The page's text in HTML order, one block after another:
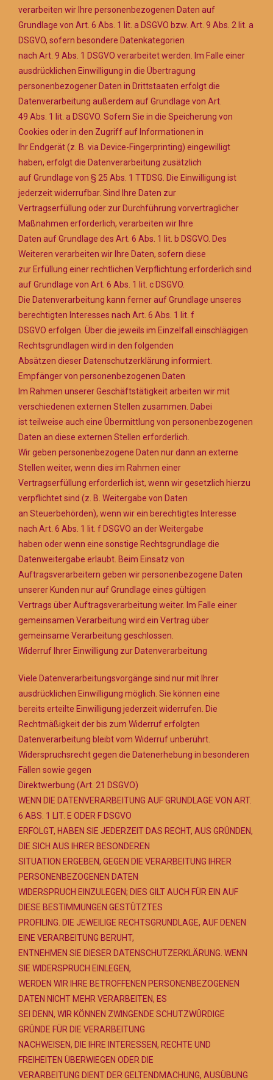
verarbeiten wir Ihre personenbezogenen Daten auf
Grundlage von Art. 6 Abs. 1 lit. a DSGVO bzw. Art. 9 Abs. 2 lit. a
DSGVO, sofern besondere Datenkategorien
nach Art. 9 Abs. 1 DSGVO verarbeitet werden. Im Falle einer
ausdrücklichen Einwilligung in die Übertragung
personenbezogener Daten in Drittstaaten erfolgt die
Datenverarbeitung außerdem auf Grundlage von Art.
49 Abs. 1 lit. a DSGVO. Sofern Sie in die Speicherung von
Cookies oder in den Zugriff auf Informationen in
Ihr Endgerät (z. B. via Device-Fingerprinting) eingewilligt
haben, erfolgt die Datenverarbeitung zusätzlich
auf Grundlage von § 25 Abs. 1 TTDSG. Die Einwilligung ist
jederzeit widerrufbar. Sind Ihre Daten zur
Vertragserfüllung oder zur Durchführung vorvertraglicher
Maßnahmen erforderlich, verarbeiten wir Ihre
Daten auf Grundlage des Art. 6 Abs. 1 lit. b DSGVO. Des
Weiteren verarbeiten wir Ihre Daten, sofern diese
zur Erfüllung einer rechtlichen Verpflichtung erforderlich sind
auf Grundlage von Art. 6 Abs. 1 lit. c DSGVO.
Die Datenverarbeitung kann ferner auf Grundlage unseres
berechtigten Interesses nach Art. 6 Abs. 1 lit. f
DSGVO erfolgen. Über die jeweils im Einzelfall einschlägigen
Rechtsgrundlagen wird in den folgenden
Absätzen dieser Datenschutzerklärung informiert.
Empfänger von personenbezogenen Daten
Im Rahmen unserer Geschäftstätigkeit arbeiten wir mit
verschiedenen externen Stellen zusammen. Dabei
ist teilweise auch eine Übermittlung von personenbezogenen
Daten an diese externen Stellen erforderlich.
Wir geben personenbezogene Daten nur dann an externe
Stellen weiter, wenn dies im Rahmen einer
Vertragserfüllung erforderlich ist, wenn wir gesetzlich hierzu
verpflichtet sind (z. B. Weitergabe von Daten
an Steuerbehörden), wenn wir ein berechtigtes Interesse
nach Art. 6 Abs. 1 lit. f DSGVO an der Weitergabe
haben oder wenn eine sonstige Rechtsgrundlage die
Datenweitergabe erlaubt. Beim Einsatz von
Auftragsverarbeitern geben wir personenbezogene Daten
unserer Kunden nur auf Grundlage eines gültigen
Vertrags über Auftragsverarbeitung weiter. Im Falle einer
gemeinsamen Verarbeitung wird ein Vertrag über
gemeinsame Verarbeitung geschlossen.
Widerruf Ihrer Einwilligung zur Datenverarbeitung
Viele Datenverarbeitungsvorgänge sind nur mit Ihrer
ausdrücklichen Einwilligung möglich. Sie können eine
bereits erteilte Einwilligung jederzeit widerrufen. Die
Rechtmäßigkeit der bis zum Widerruf erfolgten
Datenverarbeitung bleibt vom Widerruf unberührt.
Widerspruchsrecht gegen die Datenerhebung in besonderen
Fällen sowie gegen
Direktwerbung (Art. 21 DSGVO)
WENN DIE DATENVERARBEITUNG AUF GRUNDLAGE VON ART.
6 ABS. 1 LIT. E ODER F DSGVO
ERFOLGT, HABEN SIE JEDERZEIT DAS RECHT, AUS GRÜNDEN,
DIE SICH AUS IHRER BESONDEREN
SITUATION ERGEBEN, GEGEN DIE VERARBEITUNG IHRER
PERSONENBEZOGENEN DATEN
WIDERSPRUCH EINZULEGEN; DIES GILT AUCH FÜR EIN AUF
DIESE BESTIMMUNGEN GESTÜTZTES
PROFILING. DIE JEWEILIGE RECHTSGRUNDLAGE, AUF DENEN
EINE VERARBEITUNG BERUHT,
ENTNEHMEN SIE DIESER DATENSCHUTZERKLÄRUNG. WENN
SIE WIDERSPRUCH EINLEGEN,
WERDEN WIR IHRE BETROFFENEN PERSONENBEZOGENEN
DATEN NICHT MEHR VERARBEITEN, ES
SEI DENN, WIR KÖNNEN ZWINGENDE SCHUTZWÜRDIGE
GRÜNDE FÜR DIE VERARBEITUNG
NACHWEISEN, DIE IHRE INTERESSEN, RECHTE UND
FREIHEITEN ÜBERWIEGEN ODER DIE
VERARBEITUNG DIENT DER GELTENDMACHUNG, AUSÜBUNG